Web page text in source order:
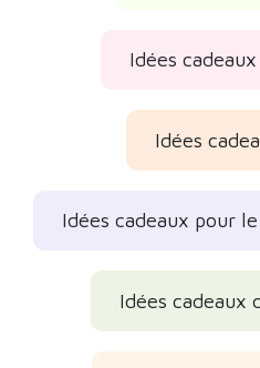
Idées
Idées
Idées cadeaux pour
Idées cadeaux